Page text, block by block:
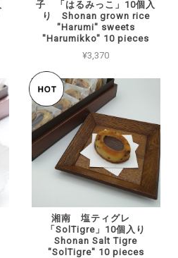
子 「はるみっこ」10個入
り Shonan grown rice
"Harumi" sweets
"Harumikko" 10 pieces
¥3,370
湘南 塩ティグレ
「SolTigre」10個入り
Shonan Salt Tigre
"SolTigre" 10 pieces